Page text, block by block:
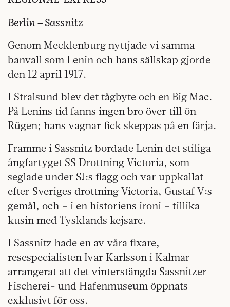
Berlin – Sassnitz
Genom Mecklenburg nyttjade vi samma
banvall som Lenin och hans sällskap gjorde
den 12 april 1917.
I Stralsund blev det tågbyte och en Big Mac.
På Lenins tid fanns ingen bro över till ön
Rügen; hans vagnar fick skeppas på en färja.
Framme i Sassnitz bordade Lenin det stiliga
ångfartyget SS Drottning Victoria, som
seglade under SJ:s flagg och var uppkallat
efter Sveriges drottning Victoria, Gustaf V:s
gemål, och – i en historiens ironi – tillika
kusin med Tysklands kejsare.
I Sassnitz hade en av våra fixare,
resespecialisten Ivar Karlsson i Kalmar
arrangerat att det vinterstängda Sassnitzer
Fischerei- und Hafenmuseum öppnats
exklusivt för oss.